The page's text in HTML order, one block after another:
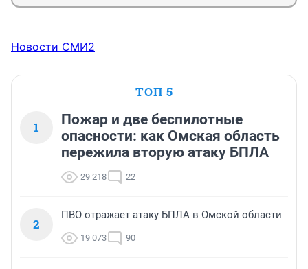
Новости СМИ2
ТОП 5
1
Пожар и две беспилотные
опасности: как Омская область
пережила вторую атаку БПЛА
29 218 22
2
ПВО отражает атаку БПЛА в Омской области
19 073 90